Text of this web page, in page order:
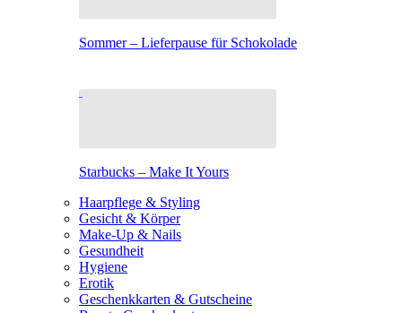
Sommer – Lieferpause für Schokolade
Starbucks – Make It Yours
Haarpflege & Styling
Gesicht & Körper
Make-Up & Nails
Gesundheit
Hygiene
Erotik
Geschenkkarten & Gutscheine